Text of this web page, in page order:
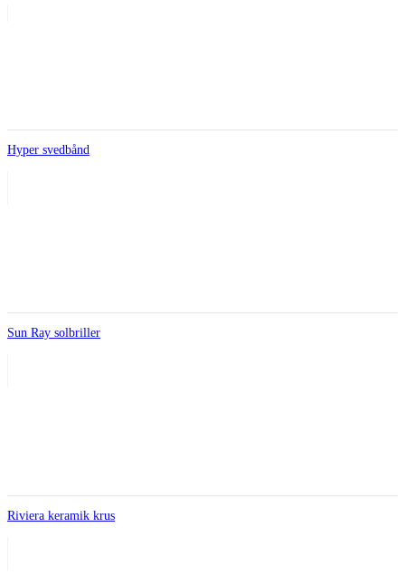
Hyper svedbånd
Sun Ray solbriller
Riviera keramik krus